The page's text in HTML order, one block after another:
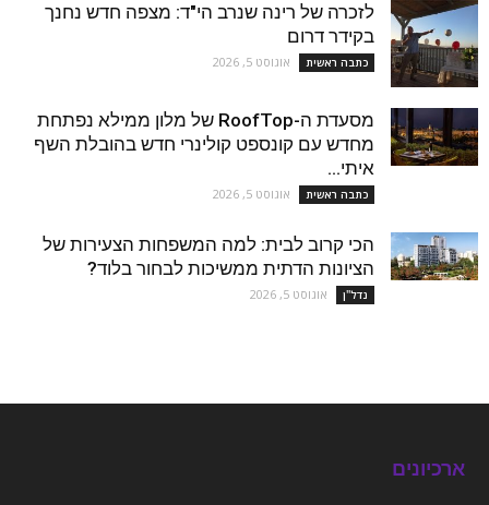
לזכרה של רינה שנרב הי"ד: מצפה חדש נחנך
בקידר דרום
כתבה ראשית אוגוסט 5, 2026
מסעדת ה-RoofTop של מלון ממילא נפתחת
מחדש עם קונספט קולינרי חדש בהובלת השף
איתי...
כתבה ראשית אוגוסט 5, 2026
הכי קרוב לבית: למה המשפחות הצעירות של
הציונות הדתית ממשיכות לבחור בלוד?
נדל''ן אוגוסט 5, 2026
ארכיונים